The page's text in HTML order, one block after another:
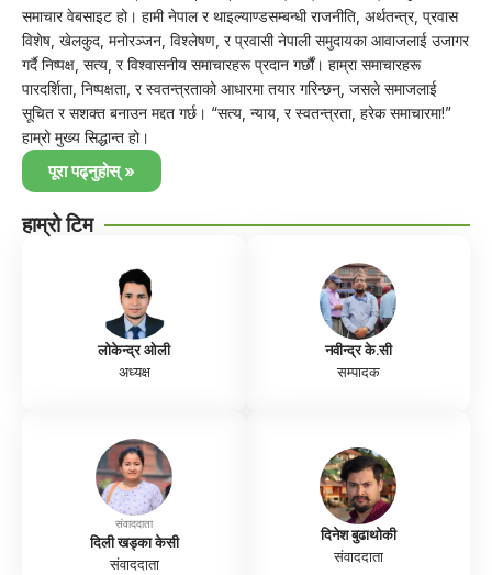
समाचार वेबसाइट हो। हामी नेपाल र थाइल्याण्डसम्बन्धी राजनीति, अर्थतन्त्र, प्रवास
विशेष, खेलकुद, मनोरञ्जन, विश्लेषण, र प्रवासी नेपाली समुदायका आवाजलाई उजागर
गर्दै निष्पक्ष, सत्य, र विश्वासनीय समाचारहरू प्रदान गर्छौं। हाम्रा समाचारहरू
पारदर्शिता, निष्पक्षता, र स्वतन्त्रताको आधारमा तयार गरिन्छन्, जसले समाजलाई
सूचित र सशक्त बनाउन मद्दत गर्छ। “सत्य, न्याय, र स्वतन्त्रता, हरेक समाचारमा!”
हाम्रो मुख्य सिद्धान्त हो।
पूरा पढ्नुहोस् »
हाम्रो टिम
लोकेन्द्र ओली
अध्यक्ष
नवीन्द्र के.सी
सम्पादक
संवाददाता
दिली खड्का केसी
संवाददाता
दिनेश बुढाथोकी
संवाददाता